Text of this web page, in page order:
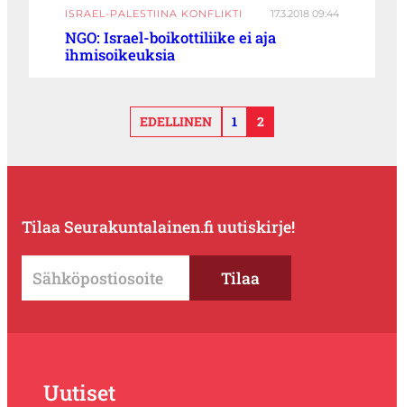
ISRAEL-PALESTIINA KONFLIKTI 17.3.2018 09:44
NGO: Israel-boikottiliike ei aja
ihmisoikeuksia
EDELLINEN 1 2
Tilaa Seurakuntalainen.fi uutiskirje!
Uutiset